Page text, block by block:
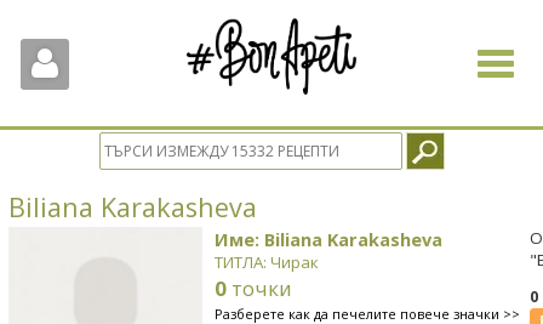
Toggle
Biliana Karakasheva
Име: Biliana Karakasheva
ТИТЛА: Чирак
0 точки
Разберете как да печелите повече значки >>